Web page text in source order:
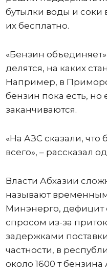
бутылки воды и соки
их бесплатно.
«Бензин
делятся, на каких
Например, в
бензин пока есть, но
заканчиваются.
«На АЗС сказали, что
всего», – рассказал
Власти Абхазии
называют
Минэнерго, дефицит
спросом из-за
задержками
частности, в
около 1600 т